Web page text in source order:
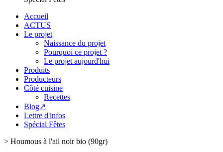
Accueil
ACTUS
Le projet
Naissance du projet
Pourquoi ce projet ?
Le projet aujourd'hui
Produits
Producteurs
Côté cuisine
Recettes
Blog↗
Lettre d'infos
Spécial Fêtes
> Houmous à l'ail noir bio (90gr)